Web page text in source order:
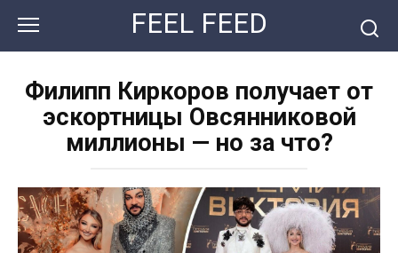
контенту
FEEL FEED
Филипп Киркоров получает от
эскортницы Овсянниковой
миллионы — но за что?